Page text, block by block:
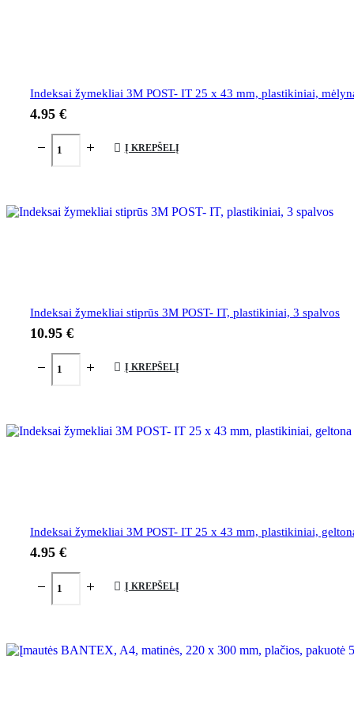
Indeksai žymekliai 3M POST- IT 25 x 43 mm, plastikiniai,
4.95 €
Į KREPŠELĮ
Indeksai žymekliai stiprūs 3M POST- IT, plastikiniai, 3 spalvos
10.95 €
Į KREPŠELĮ
Indeksai žymekliai 3M POST- IT 25 x 43 mm, plastikiniai,
4.95 €
Į KREPŠELĮ